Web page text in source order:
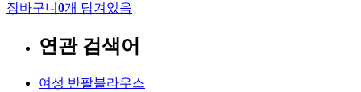
장바구니 0개 담겨있음
연관 검색어
여성 반팔블라우스